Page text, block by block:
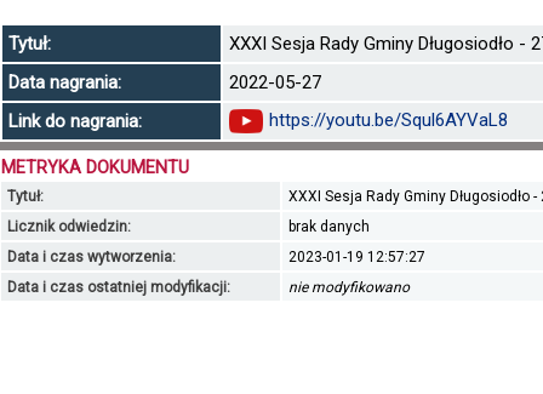
Tytuł:
XXXI Sesja Rady Gminy Długosiodło -
Data nagrania:
2022-05-27
Link do nagrania:
https://youtu.be/Squl6AYVaL8
METRYKA DOKUMENTU
Tytuł:
XXXI Sesja Rady Gminy Długosiodło
Licznik odwiedzin:
brak danych
Data i czas wytworzenia:
2023-01-19 12:57:27
Data i czas ostatniej modyfikacji:
nie modyfikowano